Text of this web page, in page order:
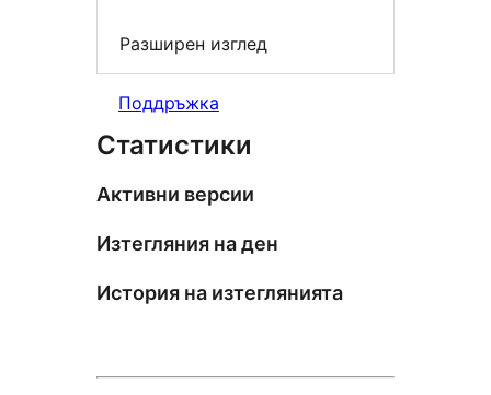
Разширен изглед
Поддръжка
Статистики
Активни версии
Изтегляния на ден
История на изтеглянията